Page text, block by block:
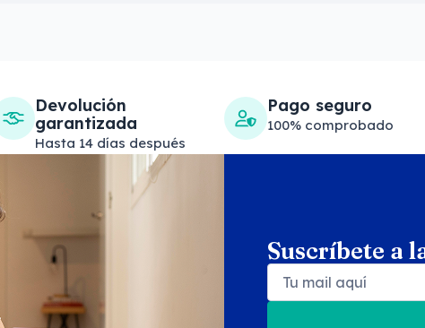
Devolución
garantizada
Hasta 14 días después
Pago seguro
100% comprobado
Suscríbete a
Search products